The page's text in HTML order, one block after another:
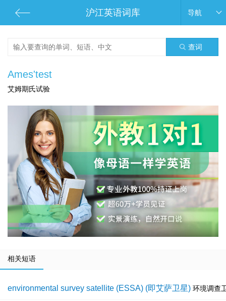
沪江英语词库 导航
查词
Ames'test
艾姆期氏试验
相关短语
environmental survey satellite (ESSA) (即艾萨卫星) 环境调查